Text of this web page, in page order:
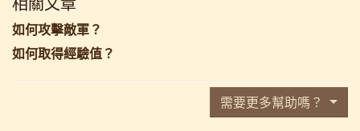
如何攻擊敵軍？
如何取得經驗值？
需要更多幫助嗎？